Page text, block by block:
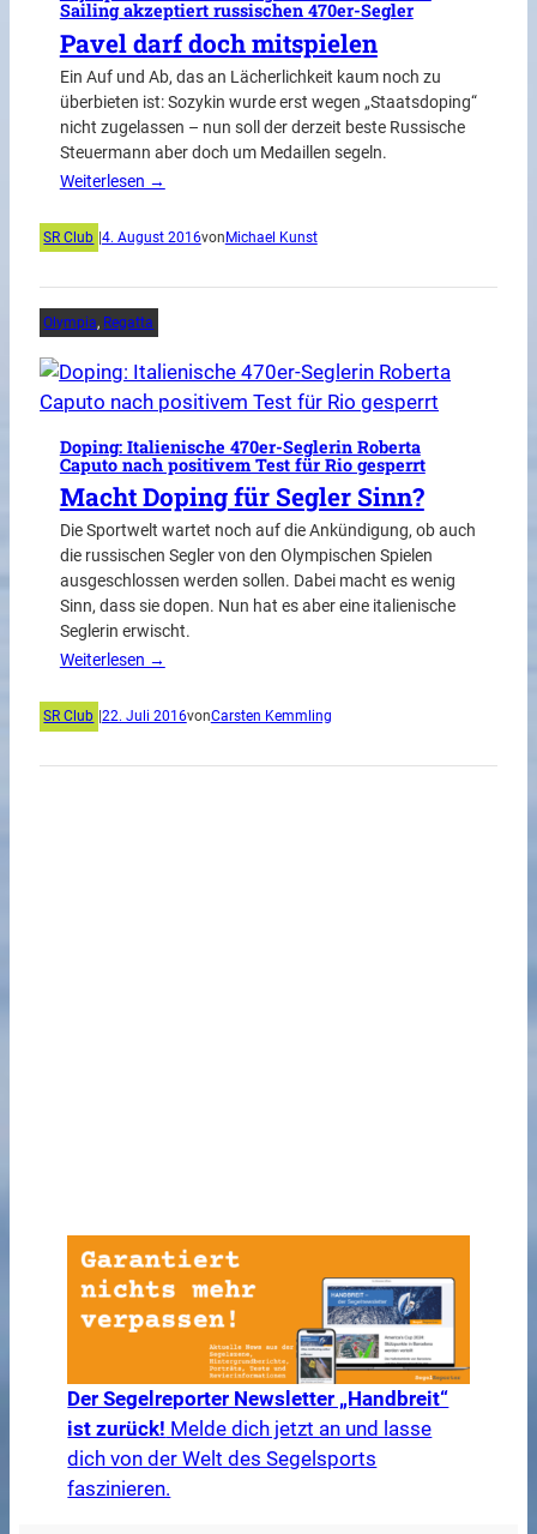
Sailing akzeptiert russischen 470er-Segler
Pavel darf doch mitspielen
Ein Auf und Ab, das an Lächerlichkeit kaum noch zu
überbieten ist: Sozykin wurde erst wegen „Staatsdoping“
nicht zugelassen – nun soll der derzeit beste Russische
Steuermann aber doch um Medaillen segeln.
Weiterlesen →
SR Club 4. August 2016von Michael Kunst
Olympia, Regatta
Doping: Italienische 470er-Seglerin Roberta
Caputo nach positivem Test für Rio gesperrt
Macht Doping für Segler Sinn?
Die Sportwelt wartet noch auf die Ankündigung, ob auch
die russischen Segler von den Olympischen Spielen
ausgeschlossen werden sollen. Dabei macht es wenig
Sinn, dass sie dopen. Nun hat es aber eine italienische
Seglerin erwischt.
Weiterlesen →
SR Club 22. Juli 2016vonCarsten Kemmling
Der Segelreporter Newsletter „Handbreit“
ist zurück! Melde dich jetzt an und lasse
dich von der Welt des Segelsports
faszinieren.